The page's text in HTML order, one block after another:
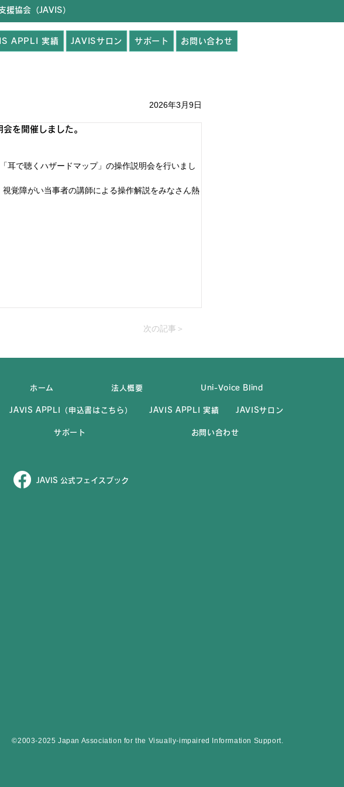
援協会（JAVIS）
APPLI 実績 JAVISサロン サポート お問い合わせ
2026年3月9日
を開催しました。
耳で聴くハザードマップ」の操作説明会を行いまし
覚障がい当事者の講師による操作解説をみなさん熱
次の記事＞
ホーム 法人概要 Uni-Voice Blind
JAVIS APPLI（申込書はこちら） JAVIS APPLI 実績 JAVISサロン
サポート お問い合わせ
JAVIS 公式フェイスブック
©2003-2025 Japan Association for the Visually-impaired Information Support.